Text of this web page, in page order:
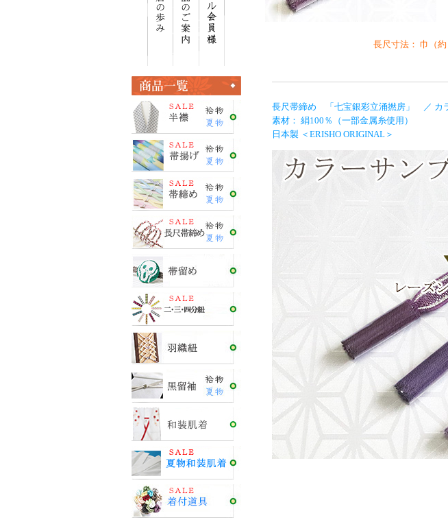
長尺寸法： 巾（
長尺帯締め 「七宝銀彩立涌撚房」 ／ カラ
素材： 絹100％（一部金属糸使用）
日本製 ＜ERISHO ORIGINAL＞